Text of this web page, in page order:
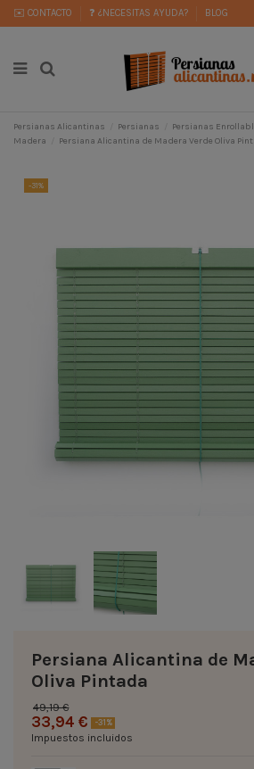
✉️ CONTACTO ❓ ¿NECESITAS AYUDA? BLOG
Persianas Alicantinas Persianas Persianas
Madera
Persiana Alicantina de Madera Verde Oliva
-31%
Persiana Alicantina de
Oliva Pintada
49,19 €
33,94 € -31%
Impuestos incluidos